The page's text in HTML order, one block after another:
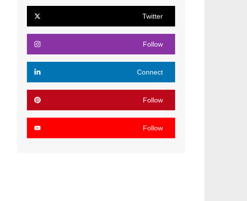
Twitter
Follow
Connect
Follow
Follow